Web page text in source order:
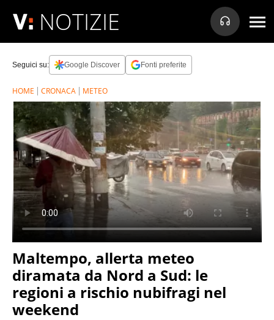
NOTIZIE
Seguici su: Google Discover Fonti preferite
HOME CRONACA METEO
Maltempo, allerta meteo
diramata da Nord a Sud: le
regioni a rischio nubifragi nel
weekend